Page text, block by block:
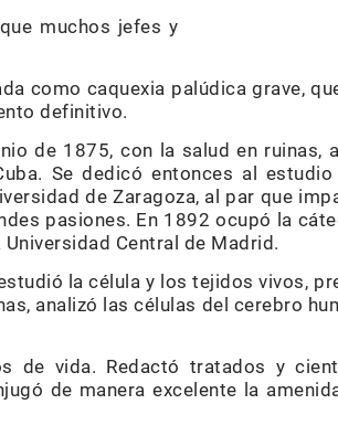
muchos jefes y
como caquexia palúdica grave,
definitivo.
de 1875, con la salud en ruinas,
Se dedicó entonces al
de Zaragoza, al par que
pasiones. En 1892 ocupó la
Central de Madrid.
la célula y los tejidos vivos,
analizó las células del cerebro
de vida. Redactó tratados y
de manera excelente la